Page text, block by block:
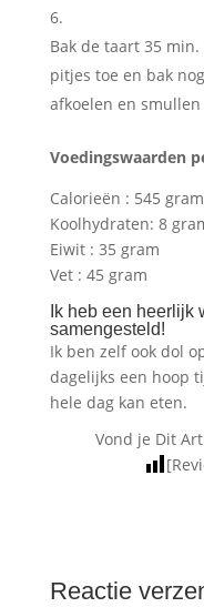
Bak de taart 35
pitjes toe en bak
afkoelen en
Voedingswaarden
Calorieën : 545 gram
Koolhydraten: 8
Eiwit : 35 gram
Vet : 45 gram
Ik heb een heerlijk
samengesteld!
Ik ben zelf ook dol
dagelijks een hoop
hele dag kan eten.
Vond je Dit
Reactie